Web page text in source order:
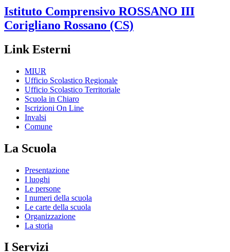
Istituto Comprensivo ROSSANO III
Corigliano Rossano (CS)
Link Esterni
MIUR
Ufficio Scolastico Regionale
Ufficio Scolastico Territoriale
Scuola in Chiaro
Iscrizioni On Line
Invalsi
Comune
La Scuola
Presentazione
I luoghi
Le persone
I numeri della scuola
Le carte della scuola
Organizzazione
La storia
I Servizi